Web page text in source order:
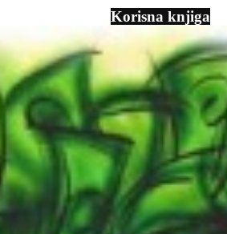
Korisna knjiga